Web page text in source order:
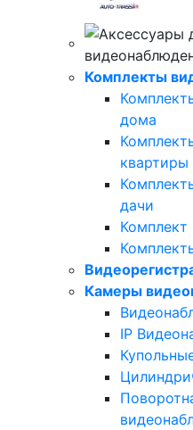
Комплекты
дома
квартиры
дачи
Комплект
Камеры
IP